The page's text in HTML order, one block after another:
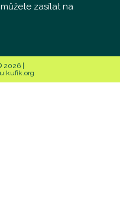
zasílat na
|
kufik.org